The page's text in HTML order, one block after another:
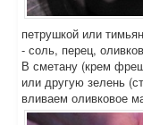
петрушкой или
- соль, перец,
В сметану (крем
или другую зелень
вливаем оливковое